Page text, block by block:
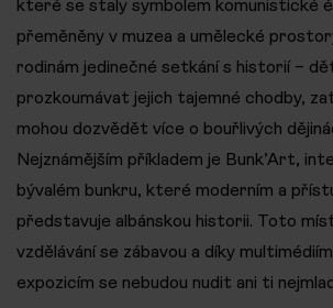
které se staly symbolem komunistické
přeměněny v muzea a umělecké
rodinám jedinečné setkání s historií –
prozkoumávat jejich tajemné chodby,
mohou dozvědět více o bouřlivých
Nejznámějším příkladem je Bunk’Art,
bývalém bunkru, které moderním a
představuje albánskou historii. Toto
vzdělávání se zábavou a díky
expozicím se nebudou nudit ani ti